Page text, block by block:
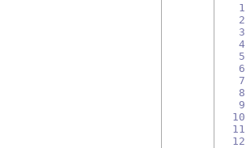
1
2
3
4
5
6
7
8
9
10
11
12